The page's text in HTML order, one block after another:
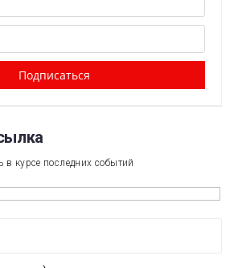
в курсе последних событий